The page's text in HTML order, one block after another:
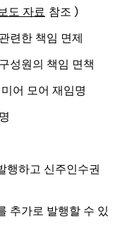
도 자료 참조 )
련한 책임 면제
성원의 책임 면책
어 모어 재임명
행하고 신주인수권
추가로 발행할 수 있